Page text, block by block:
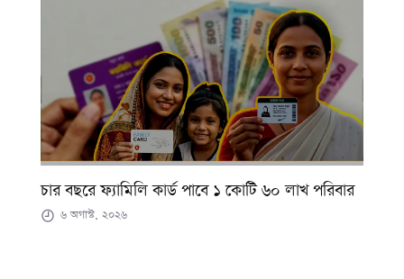
চার বছরে ফ্যামিলি কার্ড পাবে ১ কোটি ৬০ লাখ পরিবার
৬ অগাস্ট, ২০২৬